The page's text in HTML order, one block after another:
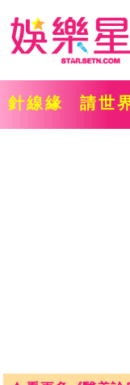
針線緣 請世